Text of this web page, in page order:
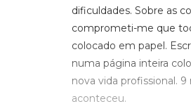
dificuldades. Sobre as
comprometi-me que
colocado em papel.
numa página inteira
nova vida profissional.
aconteceu.